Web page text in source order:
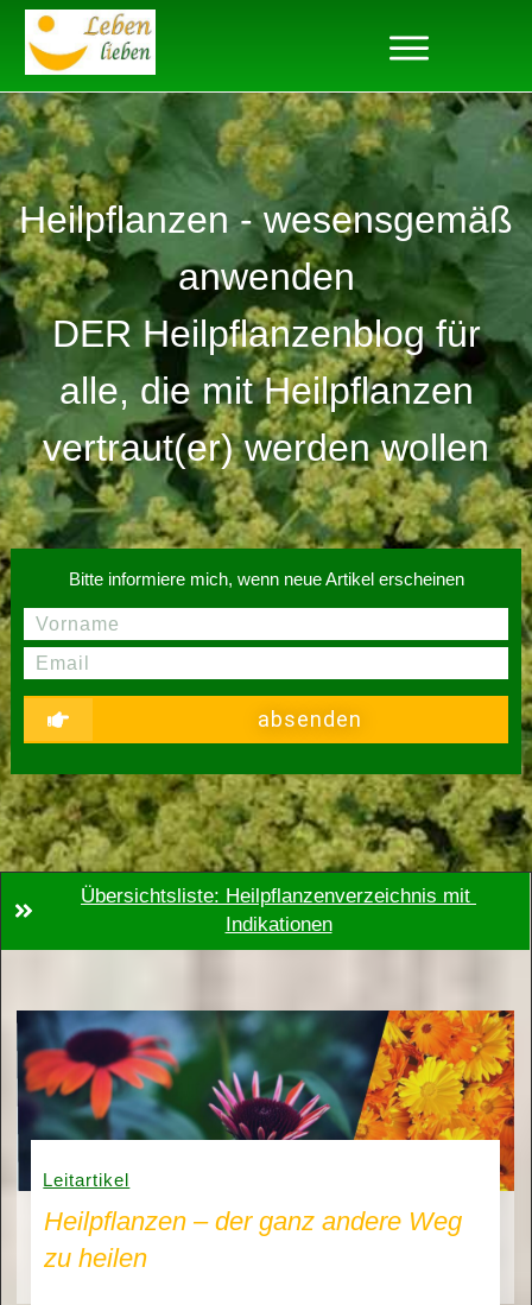
Heilpflanzen - wesensgemäß
anwenden
DER Heilpflanzenblog für
alle, die mit Heilpflanzen
vertraut(er) werden wollen
Bitte informiere mich, wenn neue Artikel erscheinen
absenden
Übersichtsliste: Heilpflanzenverzeichnis mit
Indikationen
Leitartikel
Heilpflanzen – der ganz andere Weg
zu heilen